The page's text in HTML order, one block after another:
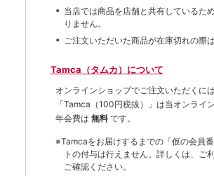
当店では商品を店舗と共有しているた
りません。
ご注文いただいた商品が在庫切れの際
Tamca（タムカ）について
オンラインショップでご注⽂いただくに
「Tamca （100円税抜）
」は当オンライ
年会費は 無料 です。
※Tamcaをお届けするまでの「仮の会員
トの付与は⾏えません。詳しくは、ご
ご確認ください。